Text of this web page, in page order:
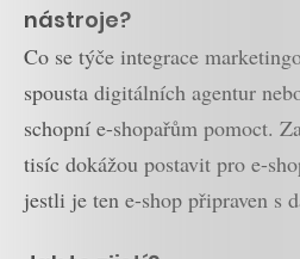
nástroje?
Co se týče integrace
spousta digitálních agentur
schopní e-shopařům pomoct.
tisíc dokážou postavit pro e-
jestli je ten e-shop připraven s